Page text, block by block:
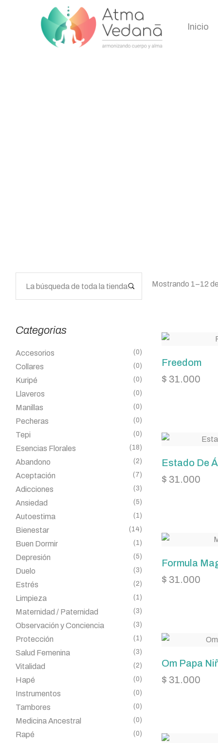
Inicio
Categorias
Accesorios (0)
Collares (0)
Kuripé (0)
Llaveros (0)
Manillas (0)
Pecheras (0)
Tepi (0)
Esencias Florales (18)
Abandono (2)
Aceptación (7)
Adicciones (3)
Ansiedad (5)
Autoestima (1)
Bienestar (14)
Buen Dormir (1)
Depresión (5)
Duelo (3)
Estrés (2)
Limpieza (1)
Maternidad / Paternidad (3)
Observación y Conciencia (3)
Protección (1)
Salud Femenina (3)
Vitalidad (2)
Hapé (0)
Instrumentos (0)
Tambores (0)
Medicina Ancestral (0)
Rapé (0)
Mostrando 1–12
Freedom
$ 31.000
Estado De
$ 31.000
Formula
$ 31.000
Om Papa
$ 31.000